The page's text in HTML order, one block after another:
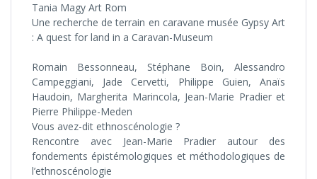
Tania Magy Art Rom
Une recherche de terrain en caravane musée Gypsy Art
: A quest for land in a Caravan-Museum
Romain Bessonneau, Stéphane Boin, Alessandro
Campeggiani, Jade Cervetti, Philippe Guien, Anaïs
Haudoin, Margherita Marincola, Jean-Marie Pradier et
Pierre Philippe-Meden
Vous avez-dit ethnoscénologie ?
Rencontre avec Jean-Marie Pradier autour des
fondements épistémologiques et méthodologiques de
l’ethnoscénologie